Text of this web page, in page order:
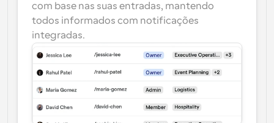
com base nas suas entradas, mantendo
todos informados com notificações
integradas.